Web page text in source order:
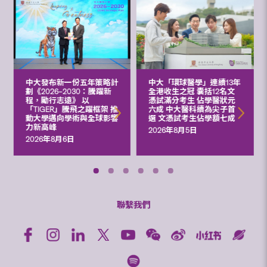
中大發布新一份五年策略計
劃《2026‒2030：騰躍新
程，勵行志遠》 以
「TIGER」騰飛之躍框架 推
動大學邁向學術與全球影響
力新高峰
2026年8月6日
中大「環球醫學」連續13年
全港收生之冠 囊括12名文
憑試滿分考生 佔學醫狀元
六成 中大醫科續為尖子首
選 文憑試考生佔學額七成
2026年8月5日
聯繫我們